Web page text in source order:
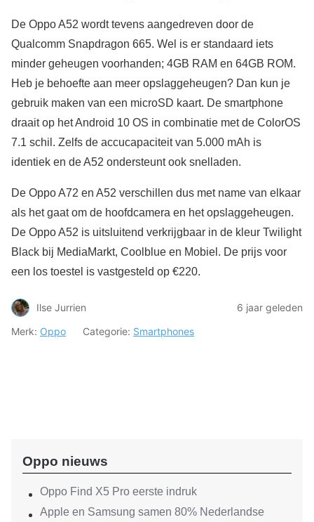
De Oppo A52 wordt tevens aangedreven door de
Qualcomm Snapdragon 665. Wel is er standaard iets
minder geheugen voorhanden; 4GB RAM en 64GB ROM.
Heb je behoefte aan meer opslaggeheugen? Dan kun je
gebruik maken van een microSD kaart. De smartphone
draait op het Android 10 OS in combinatie met de ColorOS
7.1 schil. Zelfs de accucapaciteit van 5.000 mAh is
identiek en de A52 ondersteunt ook snelladen.
De Oppo A72 en A52 verschillen dus met name van elkaar
als het gaat om de hoofdcamera en het opslaggeheugen.
De Oppo A52 is uitsluitend verkrijgbaar in de kleur Twilight
Black bij MediaMarkt, Coolblue en Mobiel. De prijs voor
een los toestel is vastgesteld op €220.
Ilse Jurrien
6 jaar geleden
Merk: Oppo Categorie: Smartphones
Oppo nieuws
Oppo Find X5 Pro eerste indruk
Apple en Samsung samen 80% Nederlandse